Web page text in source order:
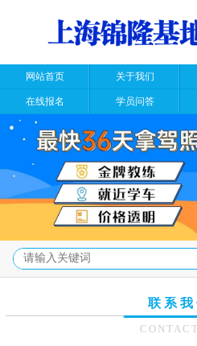
网站首页 关于我们
在线报名 学员问答
联系我